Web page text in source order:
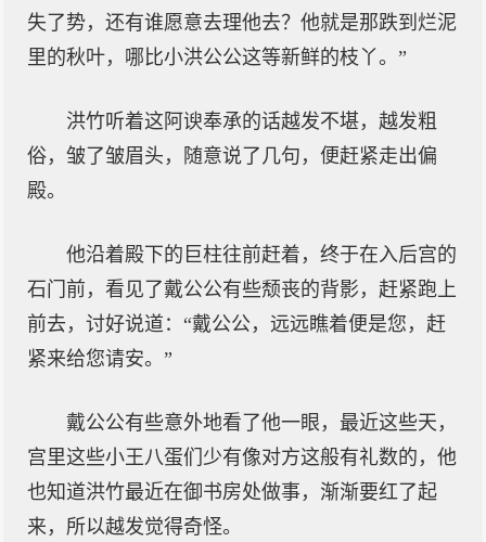
失了势，还有谁愿意去理他去？他就是那跌到烂泥
里的秋叶，哪比小洪公公这等新鲜的枝丫。”
洪竹听着这阿谀奉承的话越发不堪，越发粗
俗，皱了皱眉头，随意说了几句，便赶紧走出偏
殿。
他沿着殿下的巨柱往前赶着，终于在入后宫的
石门前，看见了戴公公有些颓丧的背影，赶紧跑上
前去，讨好说道：“戴公公，远远瞧着便是您，赶
紧来给您请安。”
戴公公有些意外地看了他一眼，最近这些天，
宫里这些小王八蛋们少有像对方这般有礼数的，他
也知道洪竹最近在御书房处做事，渐渐要红了起
来，所以越发觉得奇怪。